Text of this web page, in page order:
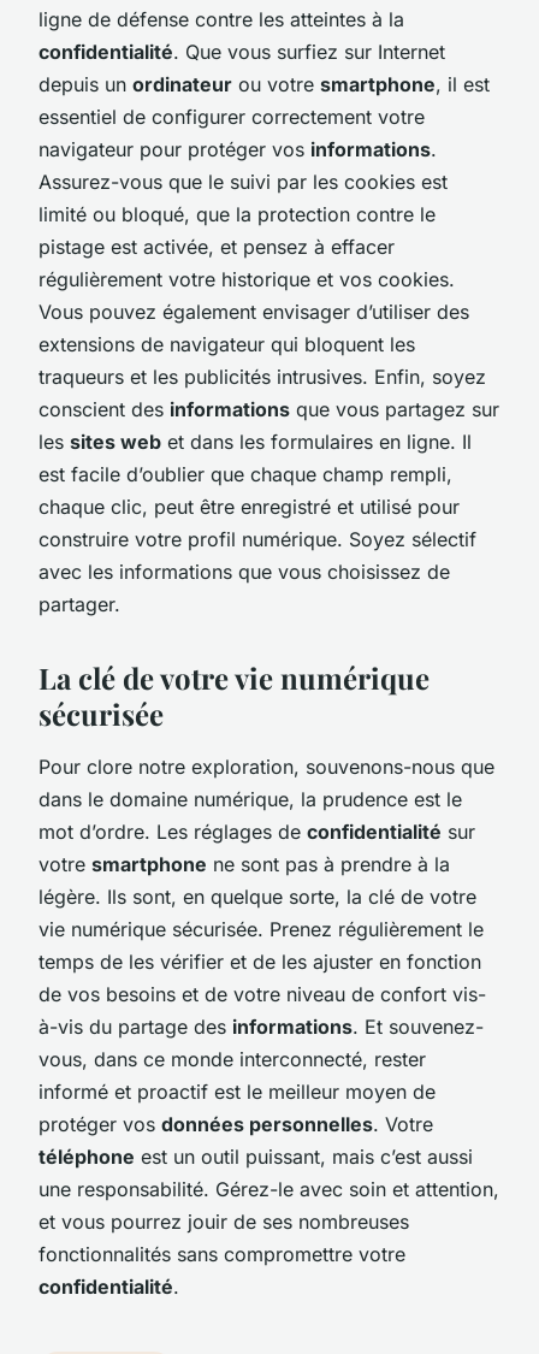
ligne de défense contre les atteintes à la
confidentialité. Que vous surfiez sur Internet
depuis un ordinateur ou votre smartphone, il est
essentiel de configurer correctement votre
navigateur pour protéger vos informations.
Assurez-vous que le suivi par les cookies est
limité ou bloqué, que la protection contre le
pistage est activée, et pensez à effacer
régulièrement votre historique et vos cookies.
Vous pouvez également envisager d’utiliser des
extensions de navigateur qui bloquent les
traqueurs et les publicités intrusives. Enfin, soyez
conscient des informations que vous partagez sur
les sites web et dans les formulaires en ligne. Il
est facile d’oublier que chaque champ rempli,
chaque clic, peut être enregistré et utilisé pour
construire votre profil numérique. Soyez sélectif
avec les informations que vous choisissez de
partager.
La clé de votre vie numérique
sécurisée
Pour clore notre exploration, souvenons-nous que
dans le domaine numérique, la prudence est le
mot d’ordre. Les réglages de confidentialité sur
votre smartphone ne sont pas à prendre à la
légère. Ils sont, en quelque sorte, la clé de votre
vie numérique sécurisée. Prenez régulièrement le
temps de les vérifier et de les ajuster en fonction
de vos besoins et de votre niveau de confort vis-
à-vis du partage des informations. Et souvenez-
vous, dans ce monde interconnecté, rester
informé et proactif est le meilleur moyen de
protéger vos données personnelles. Votre
téléphone est un outil puissant, mais c’est aussi
une responsabilité. Gérez-le avec soin et attention,
et vous pourrez jouir de ses nombreuses
fonctionnalités sans compromettre votre
confidentialité.